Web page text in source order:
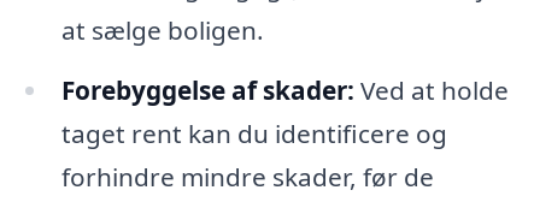
at sælge boligen.
Forebyggelse af skader: Ved at holde
taget rent kan du identificere og
forhindre mindre skader, før de